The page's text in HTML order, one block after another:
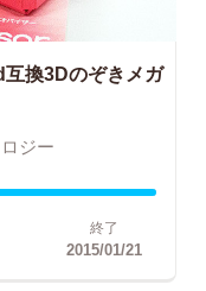
換3Dのぞきメガ
ジー
終了
2015/01/21